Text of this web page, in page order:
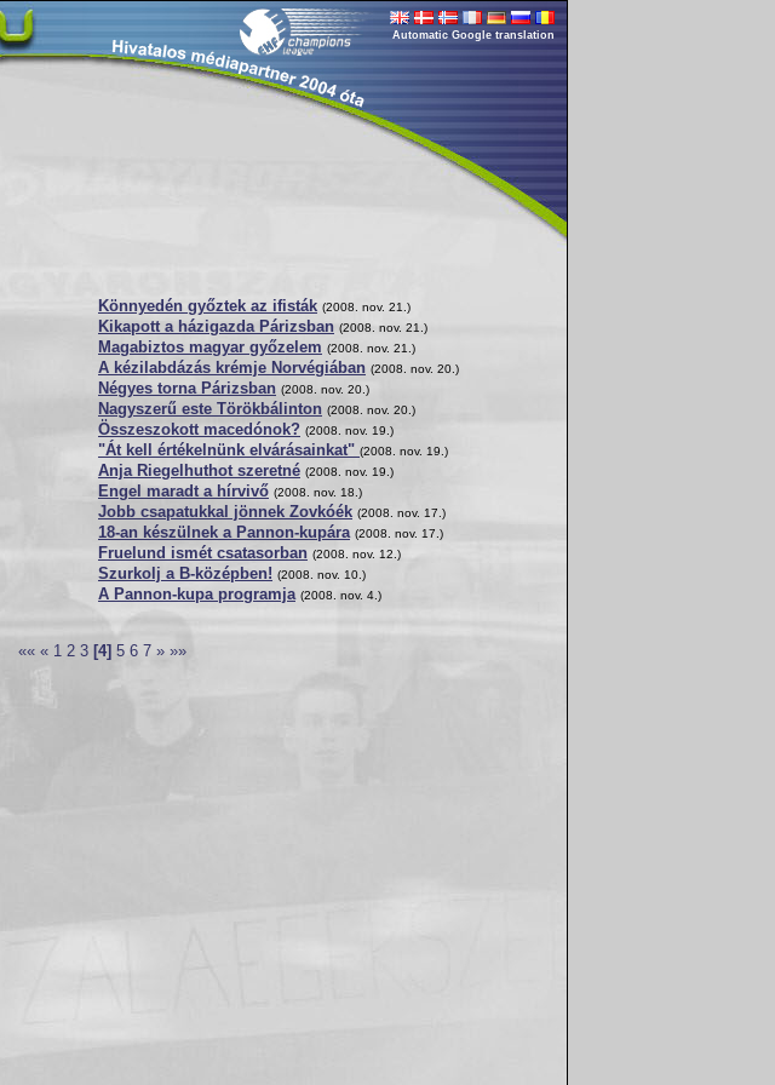
Automatic Google translation
Könnyedén győztek az ifisták (2008. nov. 21.)
Kikapott a házigazda Párizsban (2008. nov. 21.)
Magabiztos magyar győzelem (2008. nov. 21.)
A kézilabdázás krémje Norvégiában (2008. nov. 20.)
Négyes torna Párizsban (2008. nov. 20.)
Nagyszerű este Törökbálinton (2008. nov. 20.)
Összeszokott macedónok? (2008. nov. 19.)
"Át kell értékelnünk elvárásainkat" (2008. nov. 19.)
Anja Riegelhuthot szeretné (2008. nov. 19.)
Engel maradt a hírvivő (2008. nov. 18.)
Jobb csapatukkal jönnek Zovkóék (2008. nov. 17.)
18-an készülnek a Pannon-kupára (2008. nov. 17.)
Fruelund ismét csatasorban (2008. nov. 12.)
Szurkolj a B-középben! (2008. nov. 10.)
A Pannon-kupa programja (2008. nov. 4.)
«« « 1 2 3 [4] 5 6 7 » »»